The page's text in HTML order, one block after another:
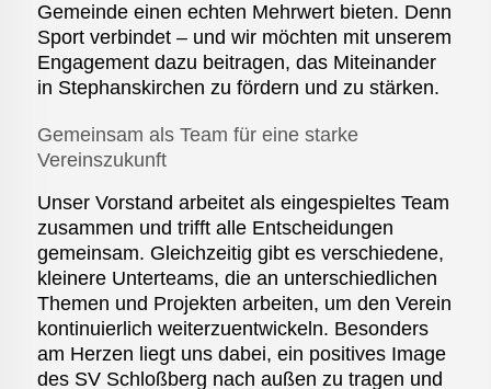
Gemeinde einen echten Mehrwert bieten. Denn
Sport verbindet – und wir möchten mit unserem
Engagement dazu beitragen, das Miteinander
in Stephanskirchen zu fördern und zu stärken.
Gemeinsam als Team für eine starke
Vereinszukunft
Unser Vorstand arbeitet als eingespieltes Team
zusammen und trifft alle Entscheidungen
gemeinsam. Gleichzeitig gibt es verschiedene,
kleinere Unterteams, die an unterschiedlichen
Themen und Projekten arbeiten, um den Verein
kontinuierlich weiterzuentwickeln. Besonders
am Herzen liegt uns dabei, ein positives Image
des SV Schloßberg nach außen zu tragen und